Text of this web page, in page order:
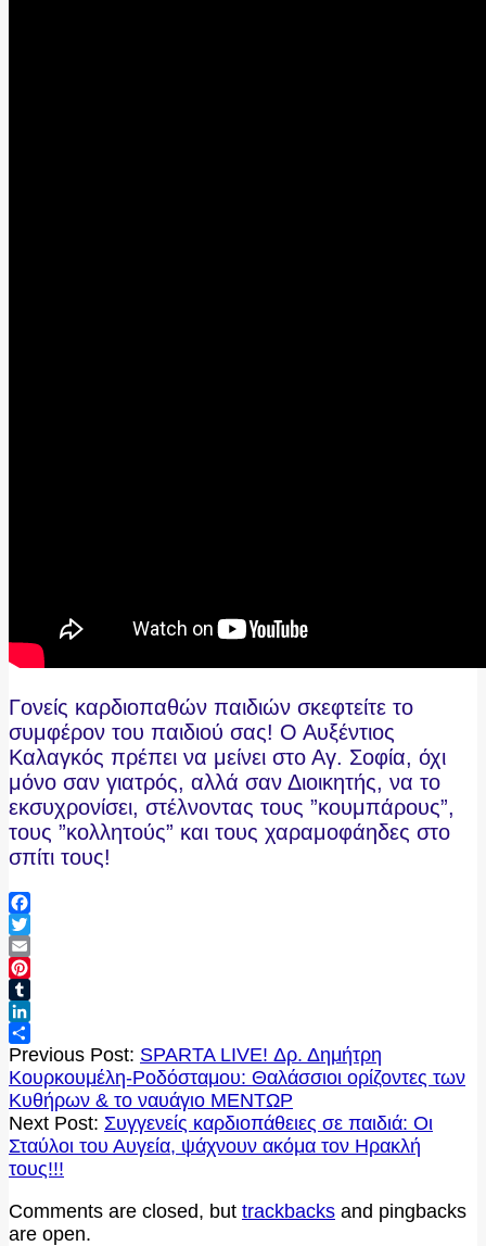
Γονείς καρδιοπαθών παιδιών σκεφτείτε το
συμφέρον του παιδιού σας! Ο Αυξέντιος
Καλαγκός πρέπει να μείνει στο Αγ. Σοφία, όχι
μόνο σαν γιατρός, αλλά σαν Διοικητής, να το
εκσυχρονίσει, στέλνοντας τους ”κουμπάρους”,
τους ”κολλητούς” και τους χαραμοφάηδες στο
σπίτι τους!
Facebook
Twitter
Email
Pinterest
Tumblr
LinkedIn
Μοιραστείτε
2022-
12-
17
Previous Post: SPARTA LIVE! Δρ. Δημήτρη
Κουρκουμέλη-Ροδόσταμου: Θαλάσσιοι ορίζοντες των
Κυθήρων & το ναυάγιο ΜΕΝΤΩΡ
Next Post: Συγγενείς καρδιοπάθειες σε παιδιά: Οι
Σταύλοι του Αυγεία, ψάχνουν ακόμα τον Ηρακλή
τους!!!
Comments are closed, but trackbacks and pingbacks
are open.